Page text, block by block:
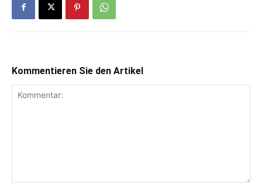
Kommentieren Sie den Artikel